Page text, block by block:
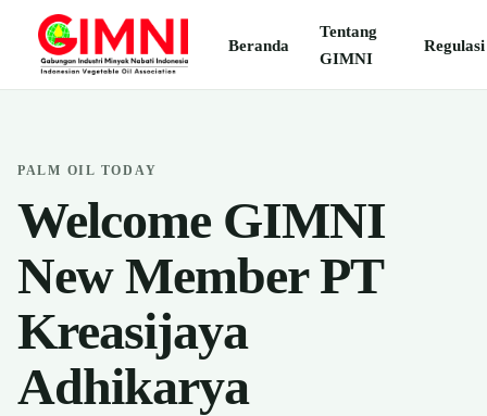
Beranda
Tentang
GIMNI
Regulasi
PALM OIL TODAY
Welcome GIMNI
New Member PT
Kreasijaya
Adhikarya